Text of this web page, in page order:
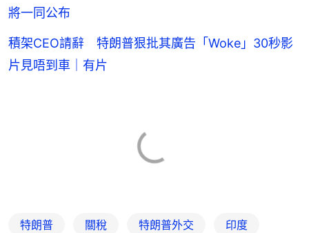
將一同公布
積架CEO請辭 特朗普狠批其廣告「Woke」30秒影
片見唔到車｜有片
特朗普 關稅 特朗普外交 印度